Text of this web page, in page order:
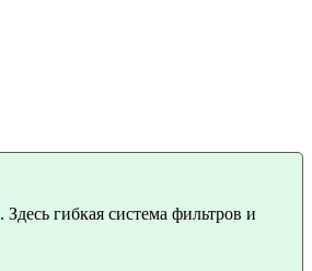
. Здесь гибкая система фильтров и